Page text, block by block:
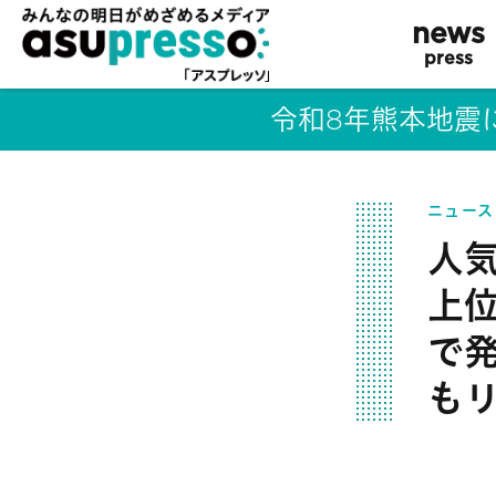
news
press
令和8年熊本地震
ニュー
人
上
で
も